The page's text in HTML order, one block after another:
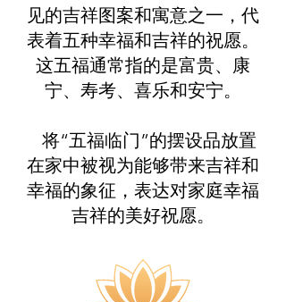
见的吉祥图案和寓意之一，代
表着五种幸福和吉祥的祝愿。
这五福通常指的是富贵、康
宁、寿考、喜乐和安宁。
将“五福临门”的摆设品放置
在家中被视为能够带来吉祥和
幸福的象征，表达对家庭幸福
吉祥的美好祝愿。